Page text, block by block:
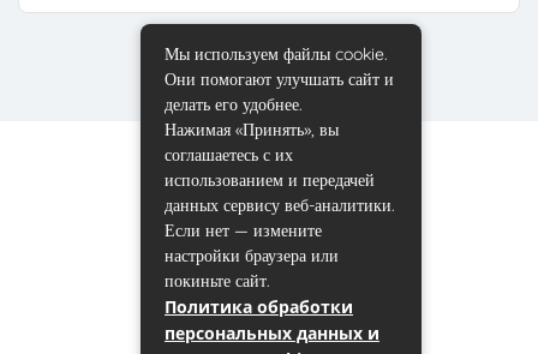
Мы используем файлы cookie.
Они помогают улучшать сайт и
делать его удобнее.
Нажимая «Принять», вы
соглашаетесь с их
использованием и передачей
данных сервису веб-аналитики.
Если нет — измените
настройки браузера или
покиньте сайт.
Политика обработки
персональных данных и